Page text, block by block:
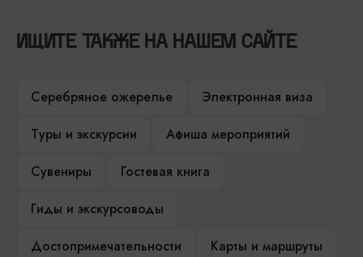
ИЩИТЕ ТАКЖЕ НА НАШЕМ САЙТЕ
Серебряное ожерелье
Электронная виза
Туры и экскурсии
Афиша мероприятий
Сувениры
Гостевая книга
Гиды и экскурсоводы
Достопримечательности
Карты и маршруты